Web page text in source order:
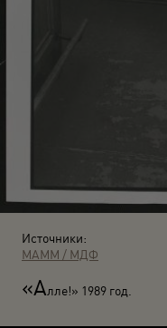
Источники:
МАММ / МДФ
«Алле!» 1989 год.